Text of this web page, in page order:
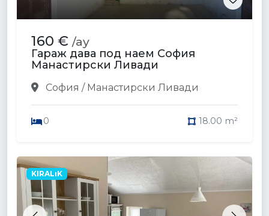
160 € /ay
Гараж дава под наем София
Манастирски Ливади
София / Манастирски Ливади
0 18.00 m²
KIRALıK